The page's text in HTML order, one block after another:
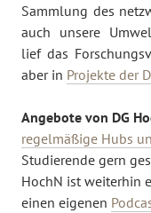
Sammlung des
auch unsere
lief das
aber in Projekte der
Angebote von DG
regelmäßige Hubs
Studierende gern
HochN ist weiterhin
einen eigenen